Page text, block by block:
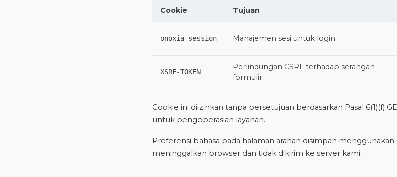
Cookie Tujuan
onoxia_session Manajemen sesi untuk login
XSRF-TOKEN
Perlindungan CSRF terhadap serangan
formulir
Cookie ini diizinkan tanpa persetujuan berdasarkan Pasal 6(1)(f)
untuk pengoperasian layanan.
Preferensi bahasa pada halaman arahan disimpan menggunakan
meninggalkan browser dan tidak dikirim ke server kami.